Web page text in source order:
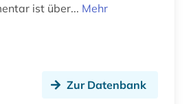
berufliche weiterbildung (1)
ist über... Mehr
Zur Datenbank